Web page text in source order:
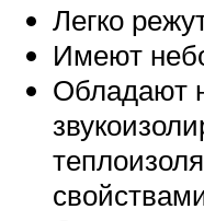
Легко
Имеют
Обладают